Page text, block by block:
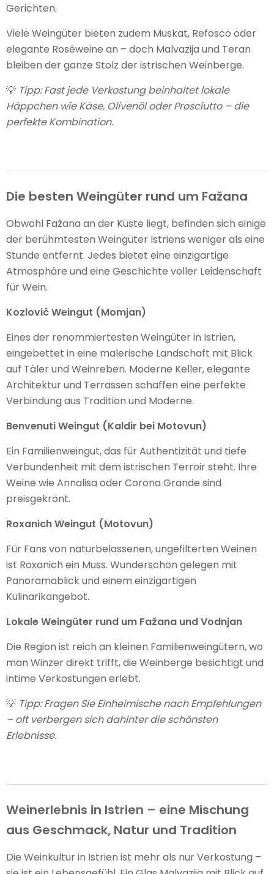
Gerichten.
Viele Weingüter bieten zudem Muskat, Refosco oder
elegante Roséweine an – doch Malvazija und Teran
bleiben der ganze Stolz der istrischen Weinberge.
💡 Tipp: Fast jede Verkostung beinhaltet lokale
Häppchen wie Käse, Olivenöl oder Prosciutto – die
perfekte Kombination.
Die besten Weingüter rund um Fažana
Obwohl Fažana an der Küste liegt, befinden sich einige
der berühmtesten Weingüter Istriens weniger als eine
Stunde entfernt. Jedes bietet eine einzigartige
Atmosphäre und eine Geschichte voller Leidenschaft
für Wein.
Kozlović Weingut (Momjan)
Eines der renommiertesten Weingüter in Istrien,
eingebettet in eine malerische Landschaft mit Blick
auf Täler und Weinreben. Moderne Keller, elegante
Architektur und Terrassen schaffen eine perfekte
Verbindung aus Tradition und Moderne.
Benvenuti Weingut (Kaldir bei Motovun)
Ein Familienweingut, das für Authentizität und tiefe
Verbundenheit mit dem istrischen Terroir steht. Ihre
Weine wie Annalisa oder Corona Grande sind
preisgekrönt.
Roxanich Weingut (Motovun)
Für Fans von naturbelassenen, ungefilterten Weinen
ist Roxanich ein Muss. Wunderschön gelegen mit
Panoramablick und einem einzigartigen
Kulinarikangebot.
Lokale Weingüter rund um Fažana und Vodnjan
Die Region ist reich an kleinen Familienweingütern, wo
man Winzer direkt trifft, die Weinberge besichtigt und
intime Verkostungen erlebt.
💡 Tipp: Fragen Sie Einheimische nach Empfehlungen
– oft verbergen sich dahinter die schönsten
Erlebnisse.
Weinerlebnis in Istrien – eine Mischung
aus Geschmack, Natur und Tradition
Die Weinkultur in Istrien ist mehr als nur Verkostung –